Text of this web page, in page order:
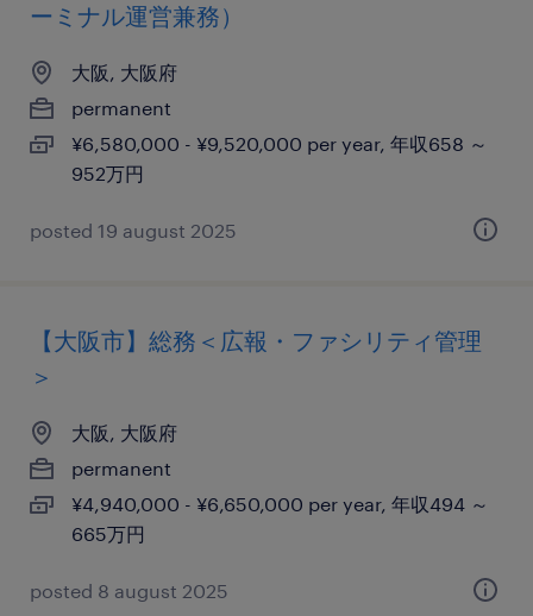
ーミナル運営兼務）
大阪, 大阪府
permanent
¥6,580,000 - ¥9,520,000 per year, 年収658 ～
952万円
posted 19 august 2025
【大阪市】総務＜広報・ファシリティ管理
＞
大阪, 大阪府
permanent
¥4,940,000 - ¥6,650,000 per year, 年収494 ～
665万円
posted 8 august 2025